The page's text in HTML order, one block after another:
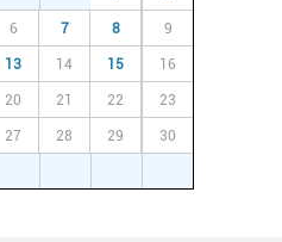
6 7 8 9
13 14 15 16
20 21 22 23
27 28 29 30